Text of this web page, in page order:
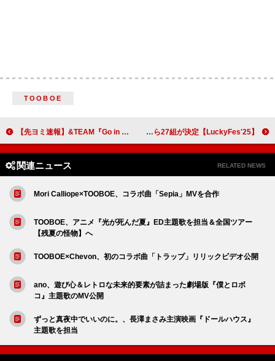
TOOBOE
【先ヨミ速報】&TEAM『Go in Blind (月狼)』グループ初となるフラゲ日でのハーフミリオン達成 【LuckyFes'25】出演アーティスト第3弾発表 新しい学校のリーダーズ／m-flo／郷ひろみ／日向坂46／私立恵比寿中学／T.M.Revolution／礼賛ら27組が決定
関連ニュース RELATED NEWS
Mori Calliope×TOOBOE、コラボ曲「Sepia」MVを合作
TOOBOE、アニメ『光が死んだ夏』ED主題歌を担当＆全国ツアー
【残夏の怪物】へ
TOOBOE×Chevon、初のコラボ曲「トラップ」リリックビデオ公開
ano、遊び心＆レトロな未来的要素が詰まった劇場版『僕とロボ
コ』主題歌のMV公開
ずっと真夜中でいいのに。、長澤まさみ主演映画『ドールハウス』
主題歌を担当